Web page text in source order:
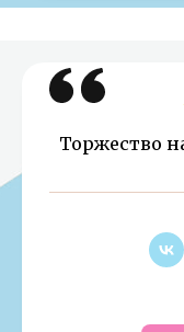
Торжество